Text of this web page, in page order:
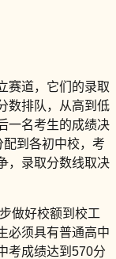
赛道，它们的录取
数排队，从高到低
一名考生的成绩决
配到各初中校，考
，录取分数线取决
做好校额到校工
必须具有普通高中
考成绩达到570分